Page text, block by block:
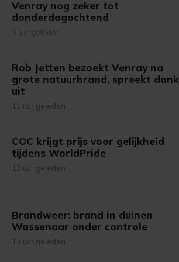
Venray nog zeker tot
donderdagochtend
9 uur geleden
Rob Jetten bezoekt Venray na
grote natuurbrand, spreekt dank
uit
11 uur geleden
COC krijgt prijs voor gelijkheid
tijdens WorldPride
12 uur geleden
Brandweer: brand in duinen
Wassenaar onder controle
13 uur geleden